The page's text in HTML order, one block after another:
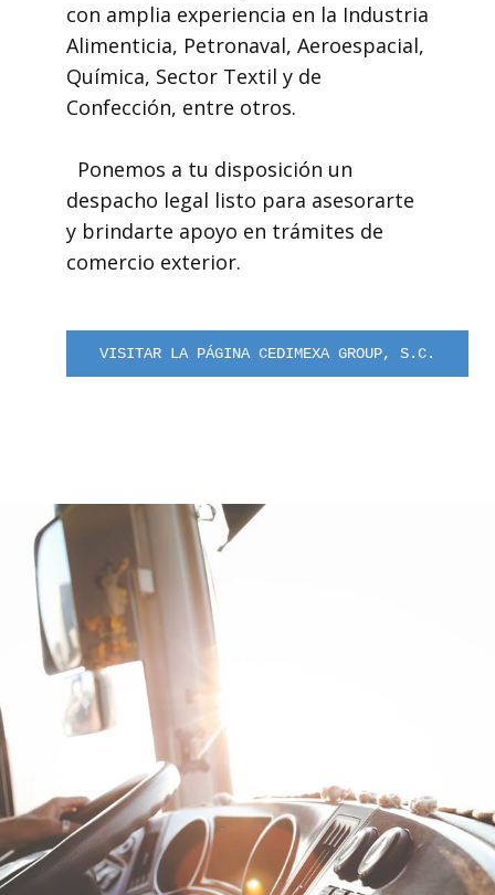
con amplia experiencia en la Industria
Alimenticia, Petronaval, Aeroespacial,
Química, Sector Textil y de
Confección, entre otros.
Ponemos a tu disposición un
despacho legal listo para asesorarte
y brindarte apoyo en trámites de
comercio exterior.
VISITAR LA PÁGINA CEDIMEXA GROUP, S.C.